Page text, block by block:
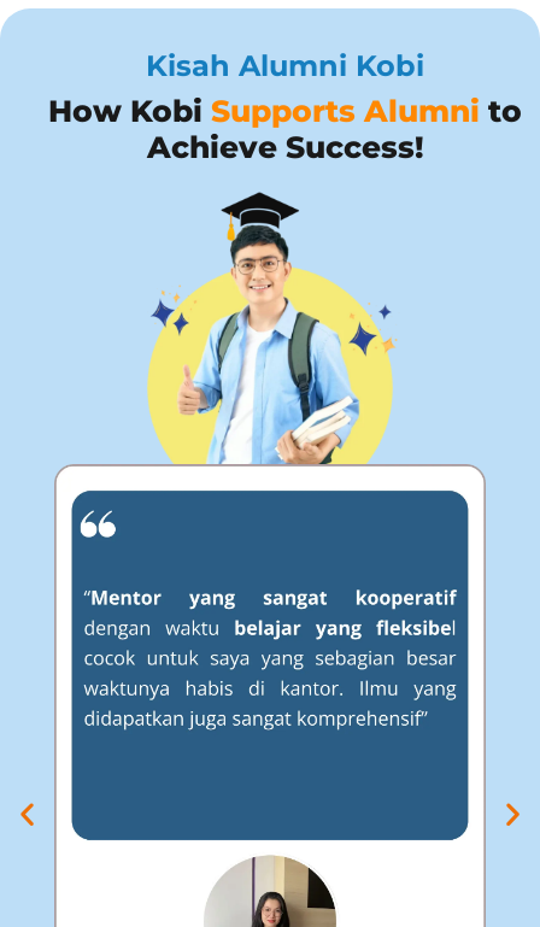
Kisah Alumni Kobi
How Kobi Supports Alumni to
Achieve Success!